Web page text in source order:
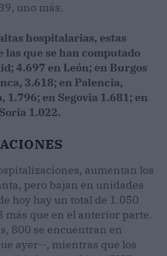
uno más.
hospitalarias, estas
las que se han computado
4.697 en León; en Burgos
3.618; en Palencia,
1.796; en Segovia 1.681; en
1.022.
aumentan los
pero bajan en unidades
hoy hay un total de 1.050
más que en el anterior parte.
800 se encuentran en
ayer--, mientras que los